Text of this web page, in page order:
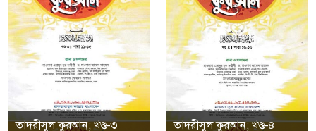
তাদরীসুল কুরআন; খণ্ড-৩ তাদরীসুল কুরআন; খণ্ড-৪